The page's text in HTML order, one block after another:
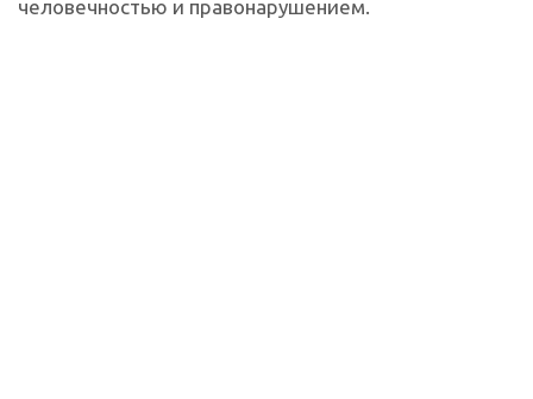
человечностью и правонарушением.